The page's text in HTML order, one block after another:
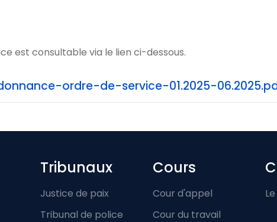
est consultable via le lien ci-dessous.
ordre-de-service-01.2025-
Footer-menu
Tribunaux
Justice de paix
Tribunal de police
Cours
Cour d'appel
Cour du travail